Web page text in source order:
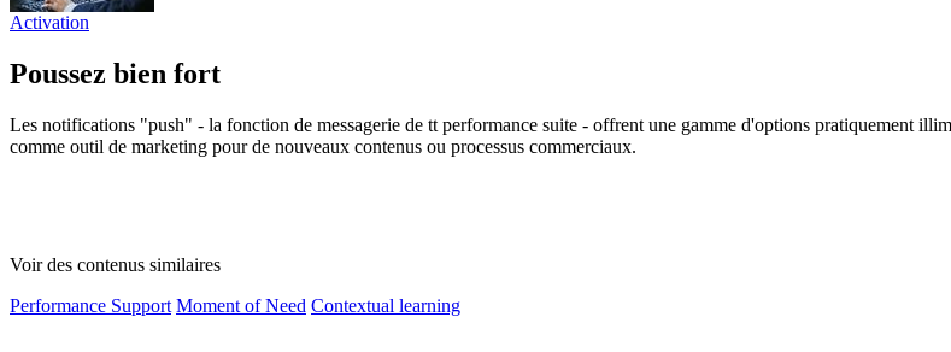
Activation
Poussez bien fort
Les notifications "push" - la fonction de messagerie de tt performance suite - offrent une gamme d'options pratiquement
comme outil de marketing pour de nouveaux contenus ou processus commerciaux.
Voir des contenus similaires
Performance Support Moment of Need Contextual learning